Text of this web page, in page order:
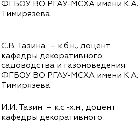
ФГБОУ ВО РГАУ-МСХА имени К.А.
Тимирязева.
С.В. Тазина – к.б.н., доцент
кафедры декоративного
садоводства и газоноведения
ФГБОУ ВО РГАУ-МСХА имени К.А.
Тимирязева.
И.И. Тазин – к.с.-х.н., доцент
кафедры декоративного